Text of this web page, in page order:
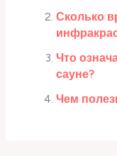
Сколько
Что
сауне?
Чем